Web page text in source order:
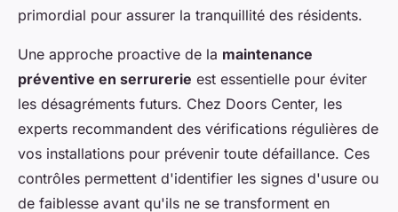
primordial pour assurer la tranquillité des résidents.
Une approche proactive de la maintenance
préventive en serrurerie est essentielle pour éviter
les désagréments futurs. Chez Doors Center, les
experts recommandent des vérifications régulières de
vos installations pour prévenir toute défaillance. Ces
contrôles permettent d'identifier les signes d'usure ou
de faiblesse avant qu'ils ne se transforment en